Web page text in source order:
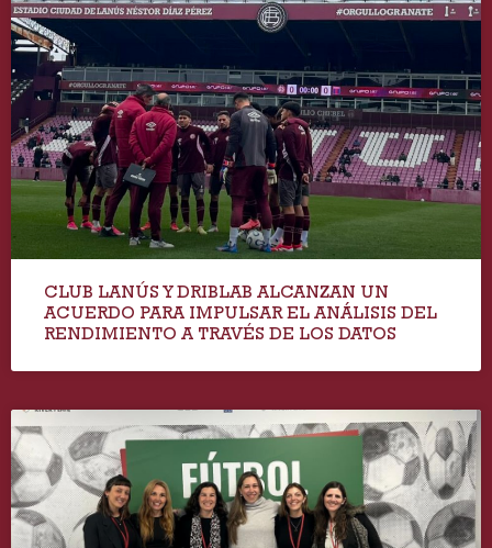
CLUB LANÚS Y DRIBLAB ALCANZAN UN
ACUERDO PARA IMPULSAR EL ANÁLISIS DEL
RENDIMIENTO A TRAVÉS DE LOS DATOS